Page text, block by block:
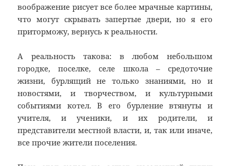
воображение рисует все более мрачные картины,
что могут скрывать запертые двери, но я его
приторможу, вернусь к реальности.
А реальность такова: в любом небольшом
городке, поселке, селе школа – средоточие
жизни, бурлящий не только знаниями, но и
новостями, и творчеством, и культурными
событиями котел. В его бурление втянуты и
учителя, и ученики, и их родители, и
представители местной власти, и, так или иначе,
все прочие жители поселения.